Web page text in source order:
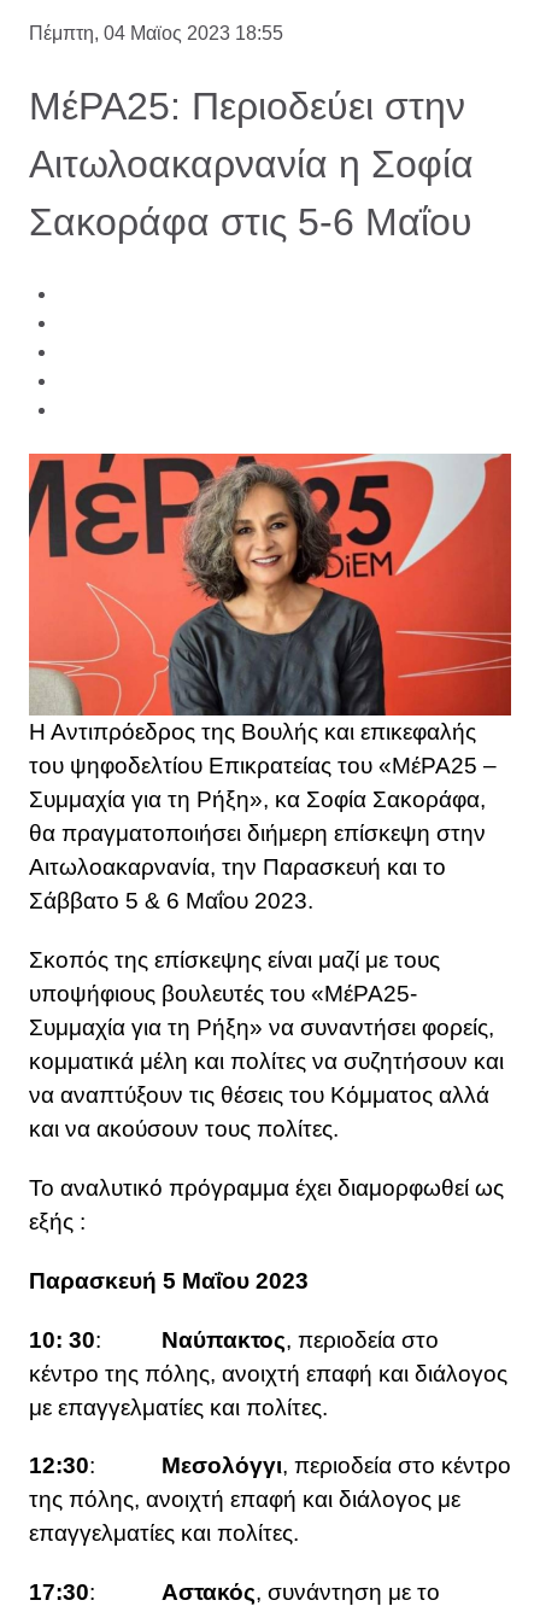
Πέμπτη, 04 Μαϊος 2023 18:55
ΜέΡΑ25: Περιοδεύει στην
Αιτωλοακαρνανία η Σοφία
Σακοράφα στις 5-6 Μαΐου
Η Αντιπρόεδρος της Βουλής και επικεφαλής
του ψηφοδελτίου Επικρατείας του «ΜέΡΑ25 –
Συμμαχία για τη Ρήξη», κα Σοφία Σακοράφα,
θα πραγματοποιήσει διήμερη επίσκεψη στην
Αιτωλοακαρνανία, την Παρασκευή και το
Σάββατο 5 & 6 Μαΐου 2023.
Σκοπός της επίσκεψης είναι μαζί με τους
υποψήφιους βουλευτές του «ΜέΡΑ25-
Συμμαχία για τη Ρήξη» να συναντήσει φορείς,
κομματικά μέλη και πολίτες να συζητήσουν και
να αναπτύξουν τις θέσεις του Κόμματος αλλά
και να ακούσουν τους πολίτες.
Το αναλυτικό πρόγραμμα έχει διαμορφωθεί ως
εξής :
Παρασκευή 5 Μαΐου 2023
10: 30: Ναύπακτος, περιοδεία στο
κέντρο της πόλης, ανοιχτή επαφή και διάλογος
με επαγγελματίες και πολίτες.
12:30: Μεσολόγγι, περιοδεία στο κέντρο
της πόλης, ανοιχτή επαφή και διάλογος με
επαγγελματίες και πολίτες.
17:30: Αστακός, συνάντηση με το